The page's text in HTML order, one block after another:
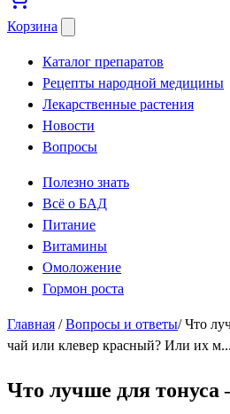
Корзина
Каталог препаратов
Рецепты народной медицины
Лекарственные растения
Новости
Вопросы
Полезно знать
Всё о БАД
Питание
Витамины
Омоложение
Гормон роста
Главная / Вопросы и ответы/ Что
чай или клевер красный? Или их м...
Что лучше для